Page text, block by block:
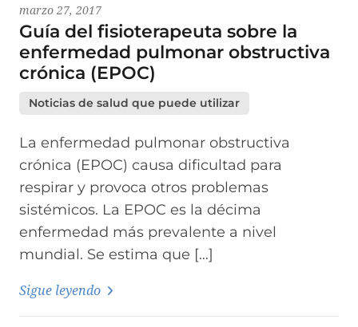
marzo 27, 2017
Guía del fisioterapeuta sobre la
enfermedad pulmonar obstructiva
crónica (EPOC)
Noticias de salud que puede utilizar
La enfermedad pulmonar obstructiva
crónica (EPOC) causa dificultad para
respirar y provoca otros problemas
sistémicos. La EPOC es la décima
enfermedad más prevalente a nivel
mundial. Se estima que […]
Sigue leyendo